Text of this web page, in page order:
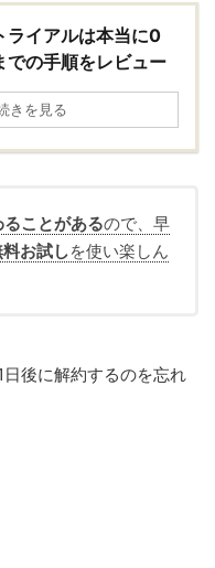
ライアルは本当に0
での手順をレビュー
きを見る
ることがあるので、早
お試しを使い楽しん
後に解約するのを忘れ